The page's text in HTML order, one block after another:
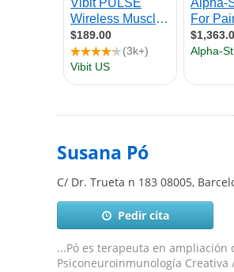
Susana Pó
C/ Dr. Trueta n 183 08005,
Pedir cita
...Pó es terapeuta en ampliación
Psiconeuroinmunología Creativa